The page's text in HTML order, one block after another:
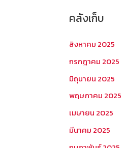
คลังเก็บ
สิงหาคม 2025
กรกฎาคม 2025
มิถุนายน 2025
พฤษภาคม 2025
เมษายน 2025
มีนาคม 2025